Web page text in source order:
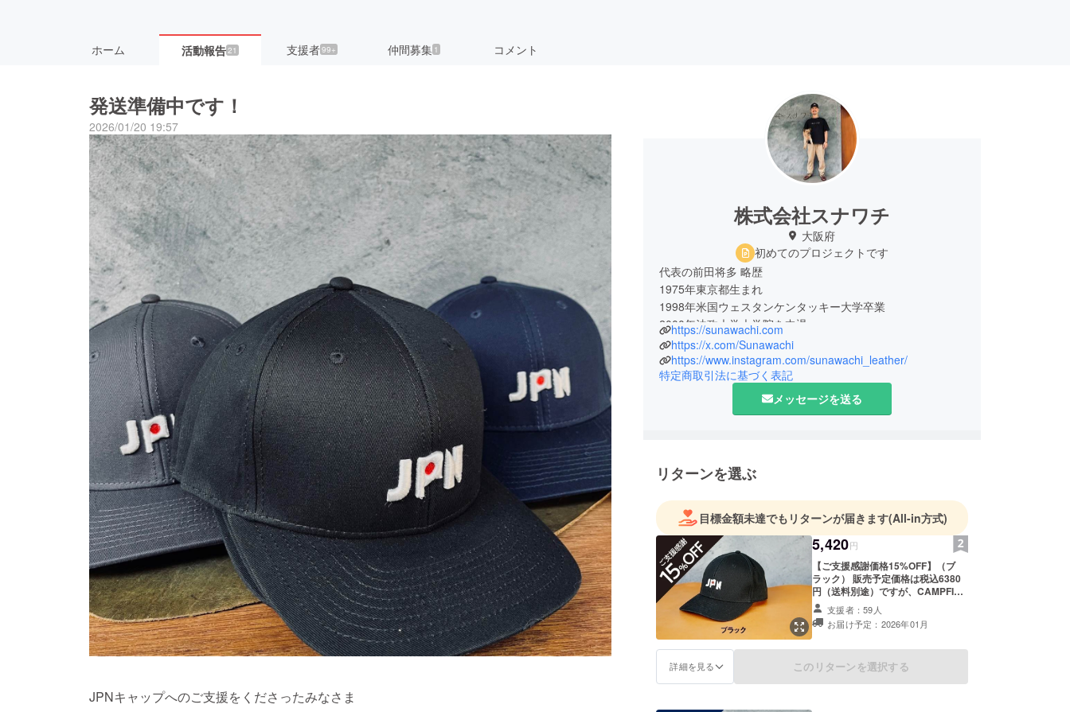
ホーム 活動報告21 支援者99+ 仲間募集 1 コメント
発送準備中です！
2026/01/20 19:57
JPNキャップへのご支援をくださったみなさま
株式会社スナワチ
大阪府
初めてのプロジェクトです
代表の前田将多 略歴
1975年東京都生まれ
1998年米国ウェスタンケンタッキー大学卒業
2000年法政大学大学院を中退
2001年株式会社電通入社 関西支社に配属され、主にコピー
ライターとして勤務
2015年退職
ひと夏カナダの牧場にカウボーイとして滞在したのち
株式会社スナワチをスタート
著書：
『広告業界という無法地帯へ』（毎日新聞出版）
『カウボーイ・サマー』（旅と思索社）
『寅ちゃんはなに考えてるの？』（ネコノス）
https://sunawachi.com
https://x.com/Sunawachi
https://www.instagram.com/sunawachi_leather/
特定商取引法に基づく表記
メッセージを送る
リターンを選ぶ
目標金額未達でもリターンが届きます(All-in方式)
5,420円
【ご支援感謝価格15%OFF】（ブ
ラック） 販売予定価格は税込6380
円（送料別途）ですが、CAMPFIRE
でのご支援に感謝を込めて、また先
行特別価格として、本体価格を
15%OFFの5420円（消費税・送料込
号・ご住所／電話番号をご記載くだ
支援者：59人
お届け予定：2026年01月
詳細を見る このリターンを選択する